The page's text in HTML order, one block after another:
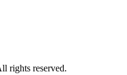
rights reserved.